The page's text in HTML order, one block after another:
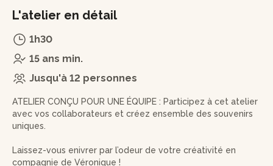
L'atelier en détail
1h30
15 ans min.
Jusqu'à 12 personnes
ATELIER CONÇU POUR UNE ÉQUIPE : Participez à cet atelier
avec vos collaborateurs et créez ensemble des souvenirs
uniques.
Laissez-vous enivrer par l’odeur de votre créativité en
compagnie de Véronique !